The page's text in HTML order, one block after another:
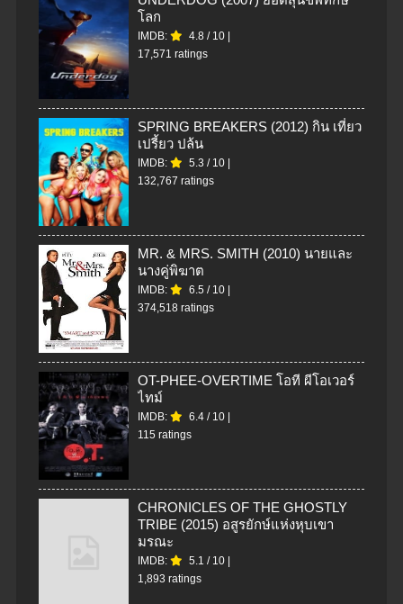
โลก
IMDB: 4.8 / 10
17,571 ratings
SPRING BREAKERS (2012) กิน เที่ยว
เปรี้ยว ปล้น
IMDB: 5.3 / 10
132,767 ratings
MR. & MRS. SMITH (2010) นายและ
นางคู่พิฆาต
IMDB: 6.5 / 10
374,518 ratings
OT-PHEE-OVERTIME โอที ผีโอเวอร์
ไทม์
IMDB: 6.4 / 10
115 ratings
CHRONICLES OF THE GHOSTLY
TRIBE (2015) อสูรยักษ์แห่งหุบเขา
มรณะ
IMDB: 5.1 / 10
1,893 ratings